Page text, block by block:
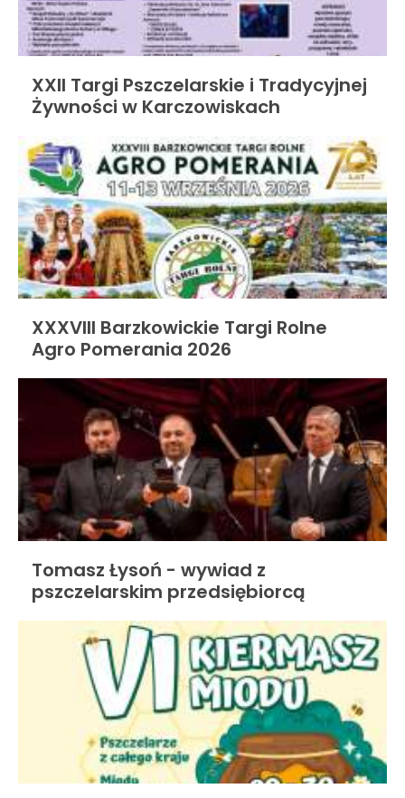
XXII Targi Pszczelarskie i Tradycyjnej
Żywności w Karczowiskach
XXXVIII Barzkowickie Targi Rolne
Agro Pomerania 2026
Tomasz Łysoń - wywiad z
pszczelarskim przedsiębiorcą